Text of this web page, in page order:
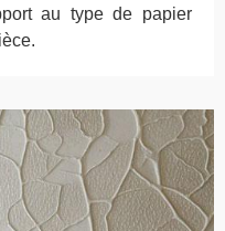
au type de papier